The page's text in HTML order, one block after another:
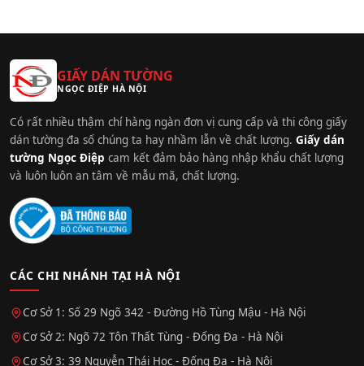
GIẤY DÁN TƯỜNG
NGỌC ĐIỆP HÀ NỘI
Có rất nhiều thậm chí hàng ngàn đơn vị cung cấp và thi công giấy
dán tường đa số chúng ta hay nhầm lẫn về chất lượng. Giấy dán
tường Ngọc Điệp cam kết đảm bảo hàng nhập khẩu chất lượng
và luôn luôn an tâm về mẫu mã, chất lượng.
CÁC CHI NHÁNH TẠI HÀ NỘI
Cơ Sở 1: Số 29 Ngõ 342 - Đường Hồ Tùng Mậu - Hà Nội
Cơ Sở 2: Ngõ 72 Tôn Thất Tùng - Đống Đa - Hà Nội
Cơ Sở 3: 39 Nguyễn Thái Học - Đống Đa - Hà Nội